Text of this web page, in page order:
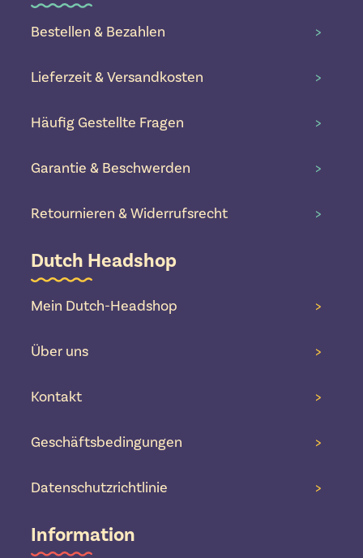
Bestellen & Bezahlen >
Lieferzeit & Versandkosten >
Häufig Gestellte Fragen >
Garantie & Beschwerden >
Retournieren & Widerrufsrecht >
Dutch Headshop
Mein Dutch-Headshop >
Über uns >
Kontakt >
Geschäftsbedingungen >
Datenschutzrichtlinie >
Information